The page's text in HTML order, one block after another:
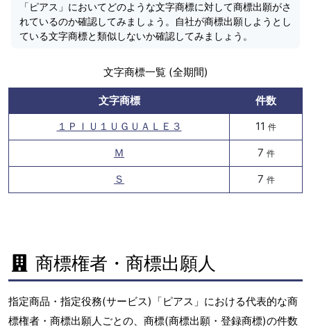
「ピアス」においてどのような文字商標に対して商標出願がさ
れているのか確認してみましょう。自社が商標出願しようとし
ている文字商標と類似しないか確認してみましょう。
文字商標一覧 (全期間)
文字商標
件数
１ＰＩＵ１ＵＧＵＡＬＥ３
11 件
Ｍ 7 件
Ｓ 7 件
商標権者・商標出願人
指定商品・指定役務(サービス)「ピアス」における代表的な商
標権者・商標出願人ごとの、商標(商標出願・登録商標)の件数